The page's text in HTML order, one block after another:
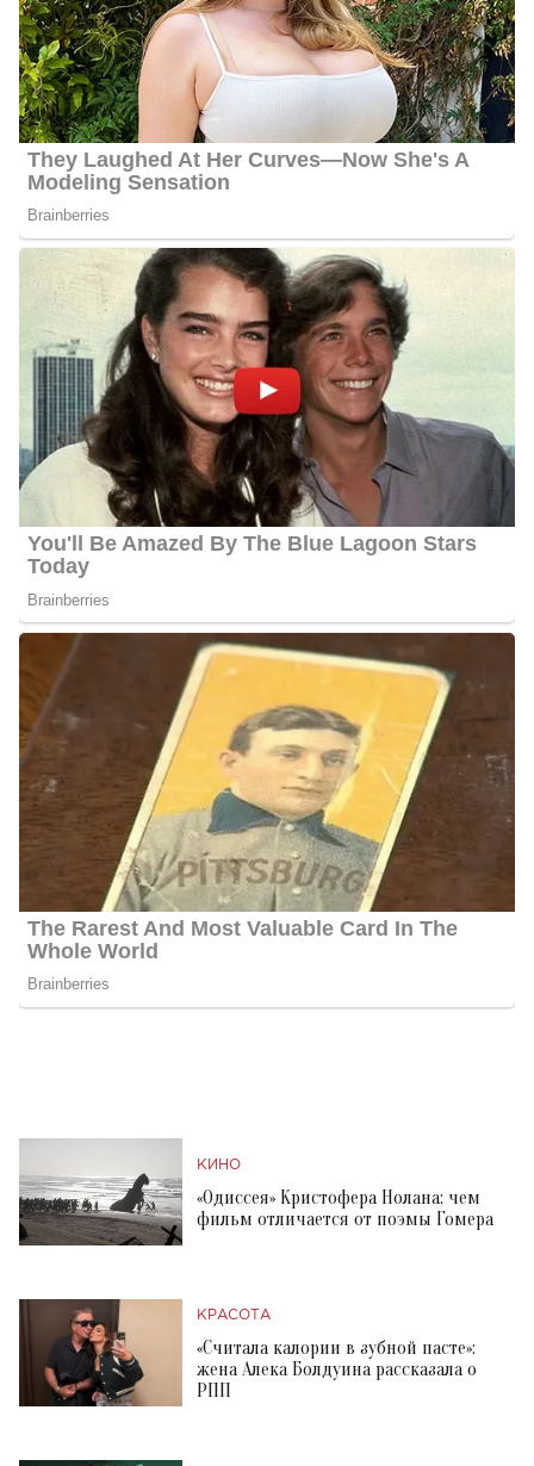
КИНО
«Одиссея» Кристофера Нолана: чем
фильм отличается от поэмы Гомера
КРАСОТА
«Считала калории в зубной пасте»:
жена Алека Болдуина рассказала о
РПП